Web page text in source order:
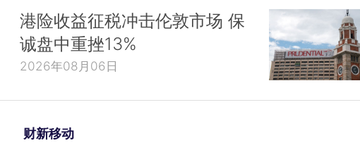
港险收益征税冲击伦敦市场 保
诚盘中重挫13%
2026年08月06日
财新移动